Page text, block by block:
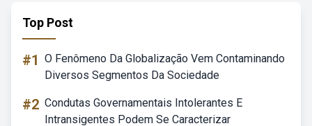
Top Post
#1 O Fenômeno Da Globalização Vem Contaminando
Diversos Segmentos Da Sociedade
#2 Condutas Governamentais Intolerantes E
Intransigentes Podem Se Caracterizar